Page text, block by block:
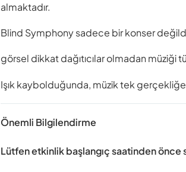
almaktadır.
Blind Symphony sadece bir konser
görsel dikkat dağıtıcılar olmadan müziği
Işık kaybolduğunda, müzik tek
Önemli Bilgilendirme
Lütfen etkinlik başlangıç saatinden önce